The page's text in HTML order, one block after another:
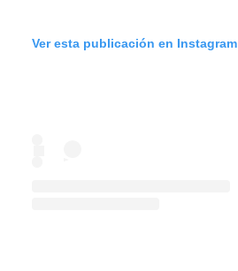
Ver esta publicación en Instagram